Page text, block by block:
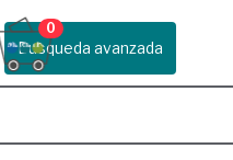
Busqueda avanzada
0